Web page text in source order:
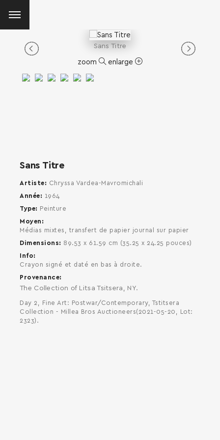
Sans Titre
zoom enlarge
Sans Titre
Artiste
Chryssa Vardea-Mavromichali
Année
1964
Type
Peinture
Moyen
Médias mixtes, transfert de papier journal sur papier
Dimensions
89.53 x 61.59 cm (35.25 x 24.25 pouces)
Info
Crayon signé et daté en bas à droite.
Provenance
The Collection of Litsa Tsitsera, NY.
Day 2, Fine Art: Postwar/Contemporary, Tstitsera
Collection - Millea Bros Auctioneers(2021-05-20, Lot:
2323).